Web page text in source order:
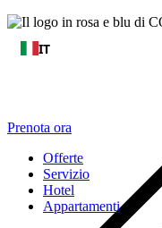
IT
Prenota ora
Offerte
Servizio
Hotel
Appartamenti